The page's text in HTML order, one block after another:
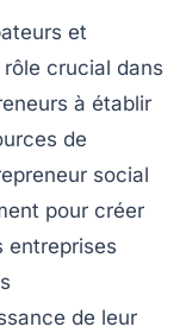
et
crucial dans
à établir
de
social
pour créer
entreprises
de leur